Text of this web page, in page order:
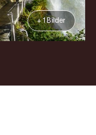
+ 1 Bilder